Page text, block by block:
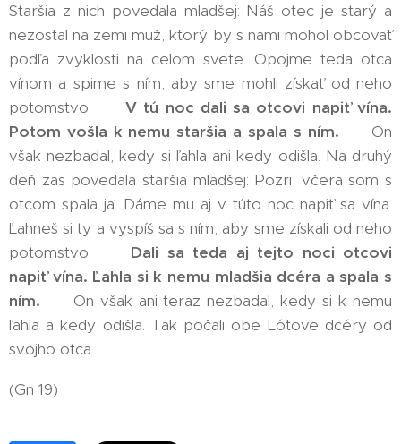
Staršia z nich povedala mladšej: Náš otec je starý a
nezostal na zemi muž, ktorý by s nami mohol obcovať
podľa zvyklosti na celom svete. Opojme teda otca
vínom a spime s ním, aby sme mohli získať od neho
potomstvo. 🤯 V tú noc dali sa otcovi napiť vína.
Potom vošla k nemu staršia a spala s ním.
🤯 On
však nezbadal, kedy si ľahla ani kedy odišla. Na druhý
deň zas povedala staršia mladšej: Pozri, včera som s
otcom spala ja. Dáme mu aj v túto noc napiť sa vína.
Ľahneš si ty a vyspíš sa s ním, aby sme získali od neho
potomstvo. 🤯 Dali sa teda aj tejto noci otcovi
napiť vína. Ľahla si k nemu mladšia dcéra a spala s
ním. 🤯 On však ani teraz nezbadal, kedy si k nemu
ľahla a kedy odišla. Tak počali obe Lótove dcéry od
svojho otca.
(Gn 19)